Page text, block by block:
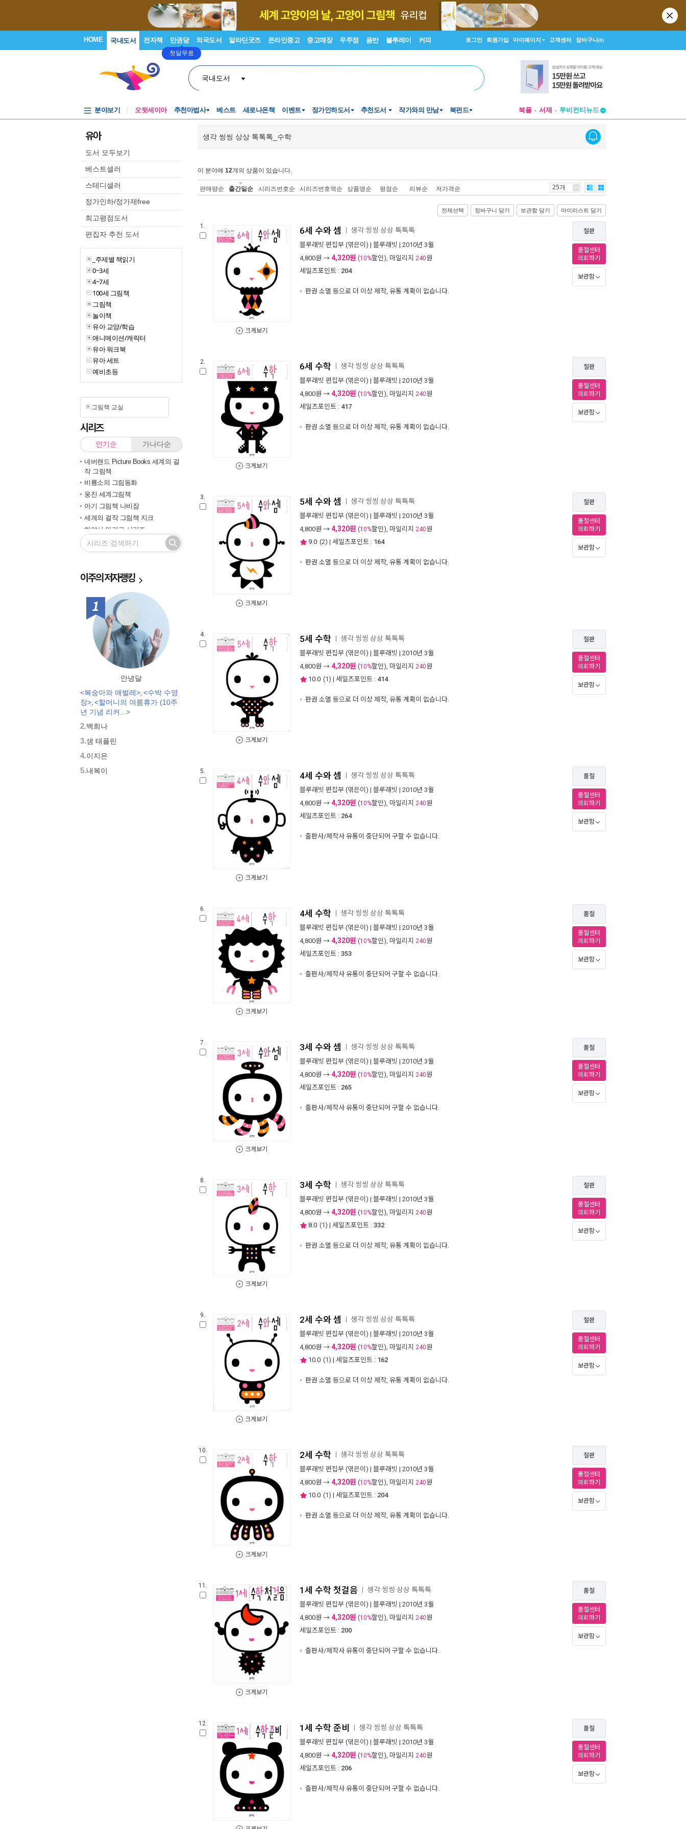
HOME 국내도서 전자책 만권당
첫달무료
외국도서 알라딘굿즈 온라인중고 중고매장 우주점 음반 블루레이 커피 로그인 회원가입 마이페이지 고객센터 장바구니(0)
국내도서
분야보기 오뒷세이아 추천마법사 베스트 새로나온책 이벤트 정가인하도서 추천도서 작가와의 만남 북펀드 북플 서재
투비컨티뉴드
투비컨티뉴드
유아
도서 모두보기
베스트셀러
스테디셀러
정가인하/정가제free
최고평점도서
편집자 추천 도서
_주제별 책읽기
0~3세
4~7세
100세 그림책
그림책
놀이책
유아 교양/학습
애니메이션/캐릭터
유아 워크북
유아 세트
예비초등
그림책 교실
시리즈
인기순 가나다순
네버랜드 Picture Books 세계의 걸
작 그림책
비룡소의 그림동화
웅진 세계그림책
아기 그림책 나비잠
세계의 걸작 그림책 지크
하야시 아키코 시리즈
길벗 기적의 학습법
마루벌의 좋은 그림책
민들레 그림책
비룡소 창작그림책
전통문화 그림책 솔거나라
베틀북 그림책
그림책은 내 친구
미래그림책
비룡소 전래동화
도토리 계절 그림책
옛이야기 그림책 까치호랑이
모두가 친구
벨 이마주
네버랜드 우리 걸작 그림책
비룡소 아기 그림책
세밀화로 그린 보리 아기그림책
붙여도 붙여도 스티커왕
국시꼬랭이 동네
이주의저자랭킹
1위
안녕달
<복숭아와 애벌레>, <수박 수영
장>, <할머니의 여름휴가 (10주
년 기념 리커...>
2.백희나
3.샘 태플린
4.이지은
5.내복이
생각 씽씽 상상 톡톡톡_수학
이 분야에 12개의 상품이 있습니다.
판매량순 출간일순 시리즈번호순 시리즈번호역순 상품명순 평점순 리뷰순 저가격순 25개
전체선택 장바구니 담기 보관함 담기 마이리스트 담기
1.
크게보기
6세 수와 셈 생각 씽씽 상상 톡톡톡
블루래빗 편집부 (엮은이) | 블루래빗 | 2010년 3월
4,800원 → 4,320원 (10%할인), 마일리지 240원
세일즈포인트 : 204
판권 소멸 등으로 더 이상 제작, 유통 계획이 없습니다.
절판
품절센터
의뢰하기
보관함
2.
크게보기
6세 수학 생각 씽씽 상상 톡톡톡
블루래빗 편집부 (엮은이) | 블루래빗 | 2010년 3월
4,800원 → 4,320원 (10%할인), 마일리지 240원
세일즈포인트 : 417
판권 소멸 등으로 더 이상 제작, 유통 계획이 없습니다.
절판
품절센터
의뢰하기
보관함
3.
크게보기
5세 수와 셈 생각 씽씽 상상 톡톡톡
블루래빗 편집부 (엮은이) | 블루래빗 | 2010년 3월
4,800원 → 4,320원 (10%할인), 마일리지 240원
9.0 (2) | 세일즈포인트 : 164
판권 소멸 등으로 더 이상 제작, 유통 계획이 없습니다.
절판
품절센터
의뢰하기
보관함
4.
크게보기
5세 수학 생각 씽씽 상상 톡톡톡
블루래빗 편집부 (엮은이) | 블루래빗 | 2010년 3월
4,800원 → 4,320원 (10%할인), 마일리지 240원
10.0 (1) | 세일즈포인트 : 414
판권 소멸 등으로 더 이상 제작, 유통 계획이 없습니다.
절판
품절센터
의뢰하기
보관함
5.
크게보기
4세 수와 셈 생각 씽씽 상상 톡톡톡
블루래빗 편집부 (엮은이) | 블루래빗 | 2010년 3월
4,800원 → 4,320원 (10%할인), 마일리지 240원
세일즈포인트 : 264
출판사/제작사 유통이 중단되어 구할 수 없습니다.
품절
품절센터
의뢰하기
보관함
6.
크게보기
4세 수학 생각 씽씽 상상 톡톡톡
블루래빗 편집부 (엮은이) | 블루래빗 | 2010년 3월
4,800원 → 4,320원 (10%할인), 마일리지 240원
세일즈포인트 : 353
출판사/제작사 유통이 중단되어 구할 수 없습니다.
품절
품절센터
의뢰하기
보관함
7.
크게보기
3세 수와 셈 생각 씽씽 상상 톡톡톡
블루래빗 편집부 (엮은이) | 블루래빗 | 2010년 3월
4,800원 → 4,320원 (10%할인), 마일리지 240원
세일즈포인트 : 265
출판사/제작사 유통이 중단되어 구할 수 없습니다.
품절
품절센터
의뢰하기
보관함
8.
크게보기
3세 수학 생각 씽씽 상상 톡톡톡
블루래빗 편집부 (엮은이) | 블루래빗 | 2010년 3월
4,800원 → 4,320원 (10%할인), 마일리지 240원
8.0 (1) | 세일즈포인트 : 332
판권 소멸 등으로 더 이상 제작, 유통 계획이 없습니다.
절판
품절센터
의뢰하기
보관함
9.
크게보기
2세 수와 셈 생각 씽씽 상상 톡톡톡
블루래빗 편집부 (엮은이) | 블루래빗 | 2010년 3월
4,800원 → 4,320원 (10%할인), 마일리지 240원
10.0 (1) | 세일즈포인트 : 162
판권 소멸 등으로 더 이상 제작, 유통 계획이 없습니다.
절판
품절센터
의뢰하기
보관함
10.
크게보기
2세 수학 생각 씽씽 상상 톡톡톡
블루래빗 편집부 (엮은이) | 블루래빗 | 2010년 3월
4,800원 → 4,320원 (10%할인), 마일리지 240원
10.0 (1) | 세일즈포인트 : 204
판권 소멸 등으로 더 이상 제작, 유통 계획이 없습니다.
절판
품절센터
의뢰하기
보관함
11.
크게보기
1세 수학 첫걸음 생각 씽씽 상상 톡톡톡
블루래빗 편집부 (엮은이) | 블루래빗 | 2010년 3월
4,800원 → 4,320원 (10%할인), 마일리지 240원
세일즈포인트 : 200
출판사/제작사 유통이 중단되어 구할 수 없습니다.
품절
품절센터
의뢰하기
보관함
12. 1세 수학 준비 생각 씽씽 상상 톡톡톡
블루래빗 편집부 (엮은이) | 블루래빗 | 2010년 3월
4,800원 → 4,320원 (10%할인), 마일리지 240원
세일즈포인트 : 206
출판사/제작사 유통이 중단되어 구할 수 없습니다.
품절
품절센터
의뢰하기
보관함